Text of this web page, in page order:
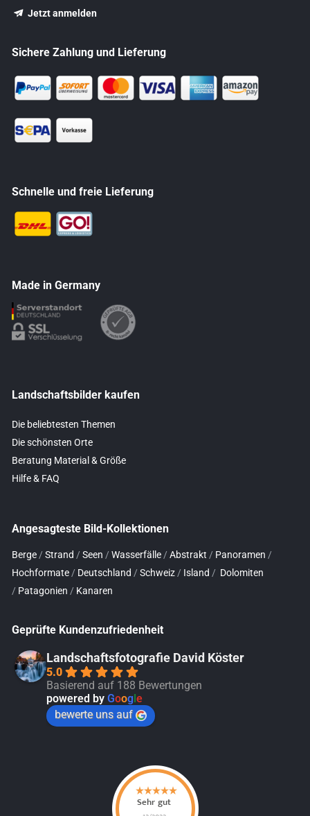
Jetzt anmelden
Sichere Zahlung und Lieferung
Schnelle und freie Lieferung
Made in Germany
Landschaftsbilder kaufen
Die beliebtesten Themen
Die schönsten Orte
Beratung Material & Größe
Hilfe & FAQ
Angesagteste Bild-Kollektionen
Berge/ Strand / Seen / Wasserfälle/ Abstrakt / Panoramen /
Hochformate/ Deutschland / Schweiz/ Island / Dolomiten
/ Patagonien / Kanaren
Geprüfte Kundenzufriedenheit
Landschaftsfotografie David Köster
5.0
Basierend auf 188 Bewertungen
powered by Goog e
bewerte uns auf